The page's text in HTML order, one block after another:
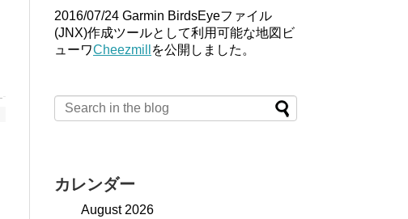
2016/07/24 Garmin BirdsEyeファイル
(JNX)作成ツールとして利用可能な地図ビ
ューワCheezmill を公開しました。
カレンダー
August 2026